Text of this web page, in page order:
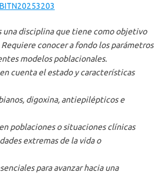
una disciplina que tiene como objetivo
conocer a fondo los parámetros
modelos poblacionales.
cuenta el estado y características
digoxina, antiepilépticos e
poblaciones o situaciones clínicas
extremas de la vida o
para avanzar hacia una